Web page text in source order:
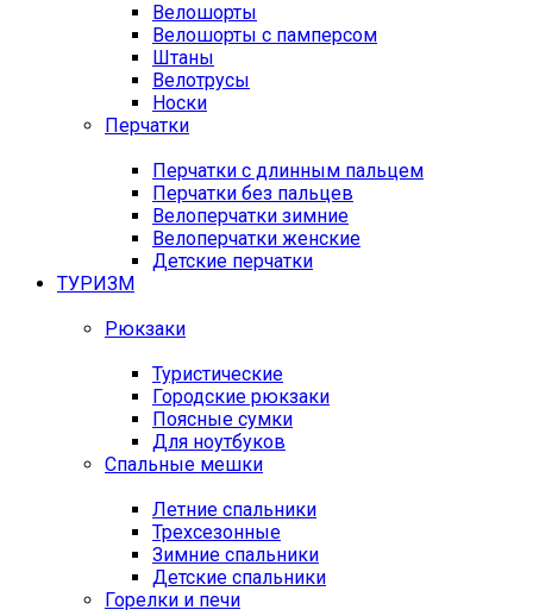
Велошорты
Велошорты с памперсом
Штаны
Велотрусы
Носки
Перчатки
Перчатки с длинным пальцем
Перчатки без пальцев
Велоперчатки зимние
Велоперчатки женские
Детские перчатки
ТУРИЗМ
Рюкзаки
Туристические
Городские рюкзаки
Поясные сумки
Для ноутбуков
Спальные мешки
Летние спальники
Трехсезонные
Зимние спальники
Детские спальники
Горелки и печи